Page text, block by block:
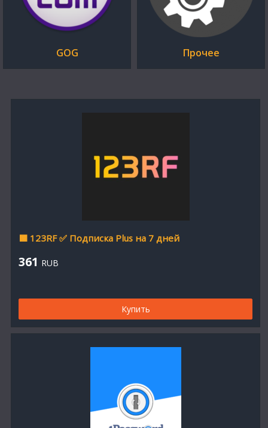
GOG Прочее
🟧 123RF ✅ Подписка Plus на 7 дней
361 RUB
Купить